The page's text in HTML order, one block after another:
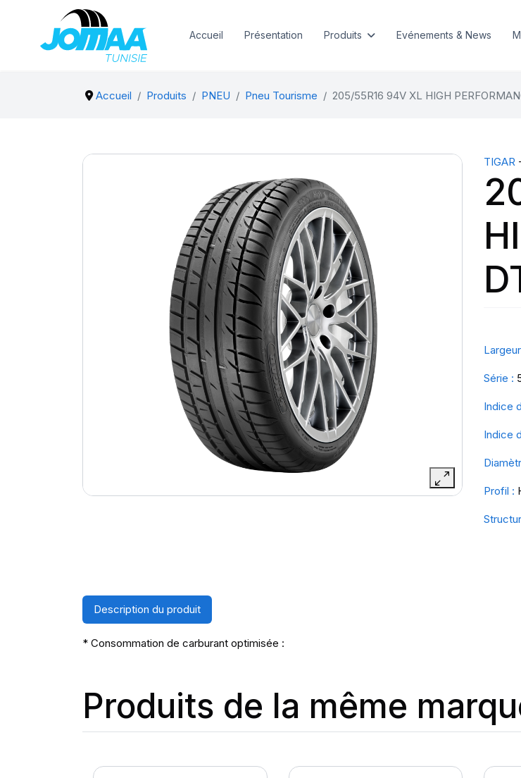
Accueil Présentation Produits Evénements & News
Accueil Produits PNEU Pneu Tourisme 205/55R16 94V XL HIGH
TIGAR
Série :
Indice
Indice
Profil :
Description du produit
* Consommation de carburant optimisée :
Produits de la même